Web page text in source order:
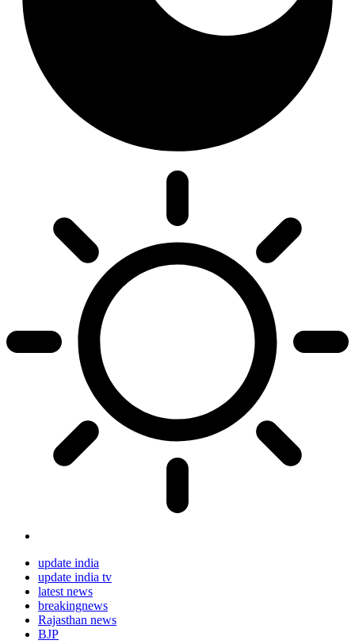
update india
update india tv
latest news
breakingnews
Rajasthan news
BJP